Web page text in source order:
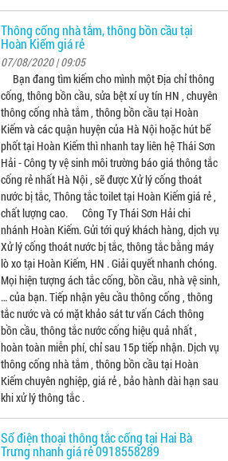
Thông cống nhà tắm, thông bồn cầu tại
Hoàn Kiếm giá rẻ
07/08/2020 | 09:05
Bạn đang tìm kiếm cho mình một Địa chỉ thông
cống, thông bồn cầu, sửa bệt xí uy tín HN , chuyên
thông cống nhà tắm , thông bồn cầu tại Hoàn
Kiếm và các quận huyện của Hà Nội hoặc hút bể
phốt tại Hoàn Kiếm thì nhanh tay liên hệ Thái Sơn
Hải - Công ty vệ sinh môi trường báo giá thông tắc
cống rẻ nhất Hà Nội , sẽ được Xử lý cống thoát
nước bị tắc, Thông tắc toilet tại Hoàn Kiếm giá rẻ ,
chất lượng cao. Công Ty Thái Sơn Hải chi
nhánh Hoàn Kiếm. Gửi tới quý khách hàng, dịch vụ
Xử lý cống thoát nước bị tắc, thông tắc bằng máy
lò xo tại Hoàn Kiếm, HN . Giải quyết nhanh chóng.
Mọi hiện tượng ách tắc cống, bồn cầu, nhà vệ sinh,
… của bạn. Tiếp nhận yêu cầu thông cống , thông
tắc nước và có mặt khảo sát tư vấn Cách thông
bồn cầu, thông tắc nước cống hiệu quả nhất ,
hoàn toàn miễn phí, chỉ sau 15p tiếp nhận. Dịch vụ
thông cống nhà tắm , thông bồn cầu tại Hoàn
Kiếm chuyên nghiệp, giá rẻ , bảo hành dài hạn sau
khi xử lý thông tắc .
Số điện thoại thông tắc cống tại Hai Bà
Trưng nhanh giá rẻ 0918558289